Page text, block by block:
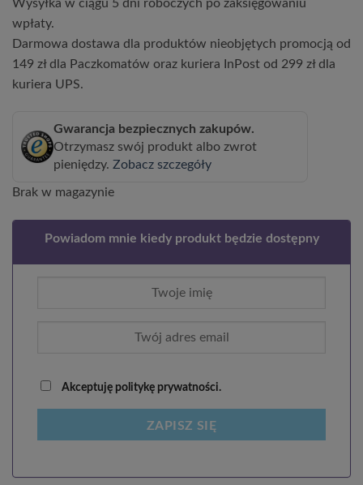
Wysyłka w ciągu 5 dni roboczych po zaksięgowaniu
wpłaty.
Darmowa dostawa dla produktów nieobjętych promocją od
149 zł dla Paczkomatów oraz kuriera InPost od 299 zł dla
kuriera UPS.
Gwarancja bezpiecznych zakupów.
Otrzymasz swój produkt albo zwrot
pieniędzy. Zobacz szczegóły
Brak w magazynie
Powiadom mnie kiedy produkt będzie dostępny
Akceptuję politykę prywatności.
ZAPISZ SIĘ